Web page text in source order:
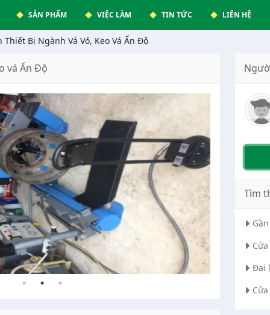
SẢN PHẨM VIỆC LÀM TIN TỨC LIÊN HỆ
Thiết Bị Ngành Vá Vỏ, Keo Vá Ấn Độ
vá Ấn Độ
Tìm
Đại